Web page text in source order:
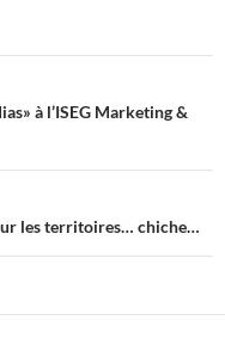
à l’ISEG Marketing &
les territoires… chiche…